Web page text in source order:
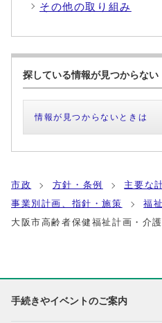
その他の取り組み
探している情報が見つからない
情報が見つからないときは
市政 方針・条例
主要な
事業別計画、指針・施策
福祉
大阪市高齢者保健福祉計画・介
手続きやイベントのご案内